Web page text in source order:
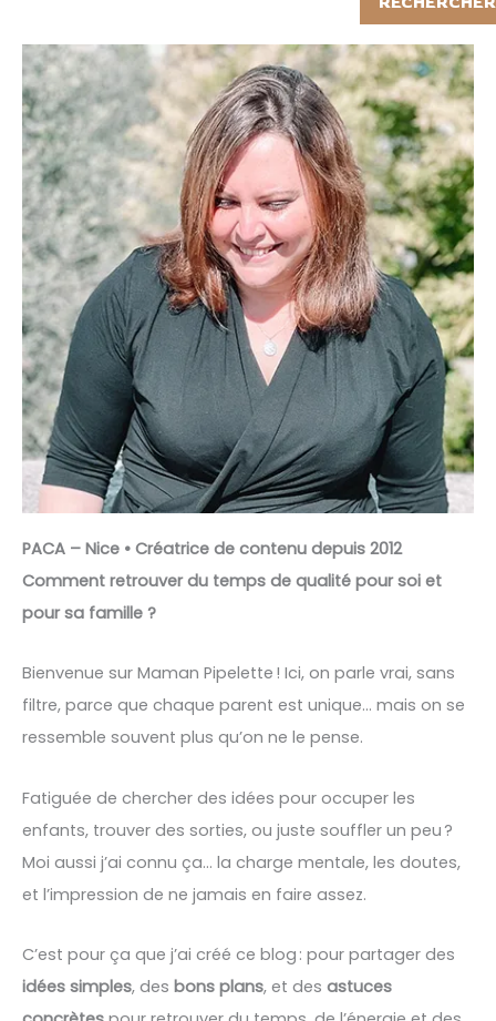
PACA – Nice • Créatrice de contenu depuis 2012
Comment retrouver du temps de qualité pour soi et
pour sa famille ?
Bienvenue sur Maman Pipelette ! Ici, on parle vrai, sans
filtre, parce que chaque parent est unique… mais on se
ressemble souvent plus qu’on ne le pense.
Fatiguée de chercher des idées pour occuper les
enfants, trouver des sorties, ou juste souffler un peu ?
Moi aussi j’ai connu ça… la charge mentale, les doutes,
et l’impression de ne jamais en faire assez.
C’est pour ça que j’ai créé ce blog : pour partager des
idées simples, des bons plans, et des astuces